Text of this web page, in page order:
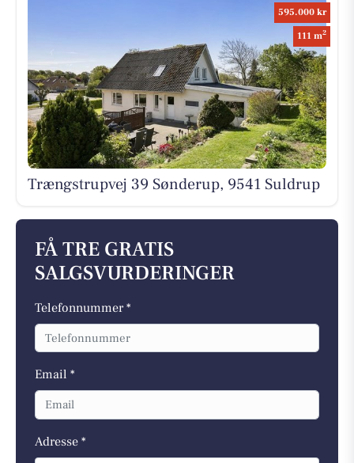
595.000 kr
111 m2
Trængstrupvej 39 Sønderup, 9541 Suldrup
FÅ TRE GRATIS
SALGSVURDERINGER
Telefonnummer *
Email *
Adresse *